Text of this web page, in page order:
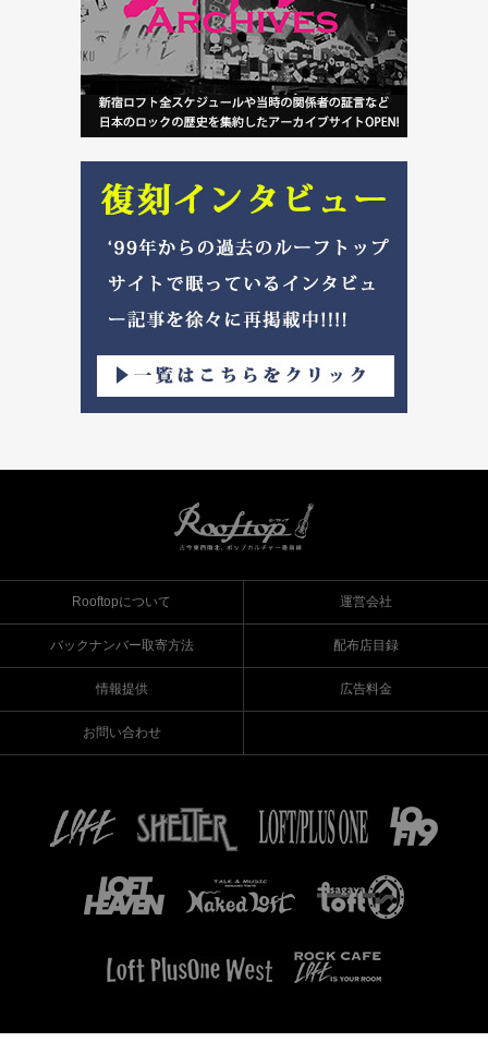
Rooftopについて 運営会社
バックナンバー取寄方法 配布店目録
情報提供 広告料金
お問い合わせ